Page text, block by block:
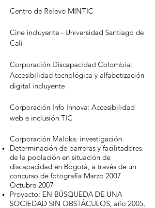
Centro de Relevo MINTIC
Cine incluyente - Universidad Santiago de
Cali
Corporación Discapacidad Colombia:
Accesibilidad tecnológica y alfabetización
digital incluyente
Corporación Info Innova: Accesibilidad
web e inclusión TIC
Corporación Maloka: investigación
Determinación de barreras y facilitadores
de la población en situación de
discapacidad en Bogotá, a través de un
concurso de fotografía Marzo 2007
Octubre 2007
Proyecto: EN BÚSQUEDA DE UNA
SOCIEDAD SIN OBSTÁCULOS, año 2005,